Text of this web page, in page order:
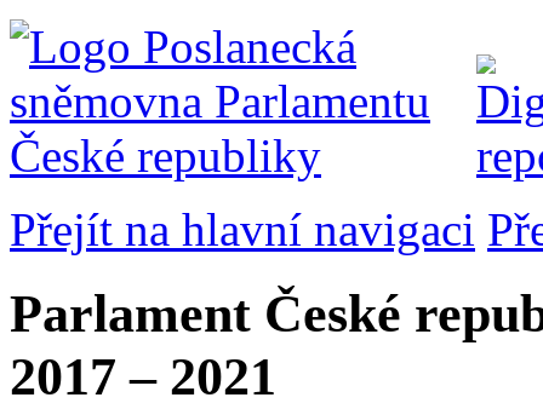
Přejít na hlavní navigaci
Parlament České
2017 – 2021